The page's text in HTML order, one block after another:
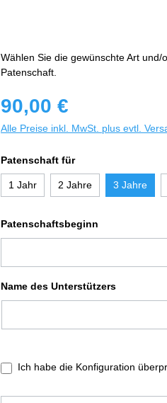
Wählen Sie die gewünschte Art und/
Patenschaft.
90,00 €
Alle Preise inkl. MwSt. plus evtl.
Patenschaft für
1 Jahr 2 Jahre 3 Jahre
Patenschaftsbeginn
Name des Unterstützers
Ich habe die Konfiguration